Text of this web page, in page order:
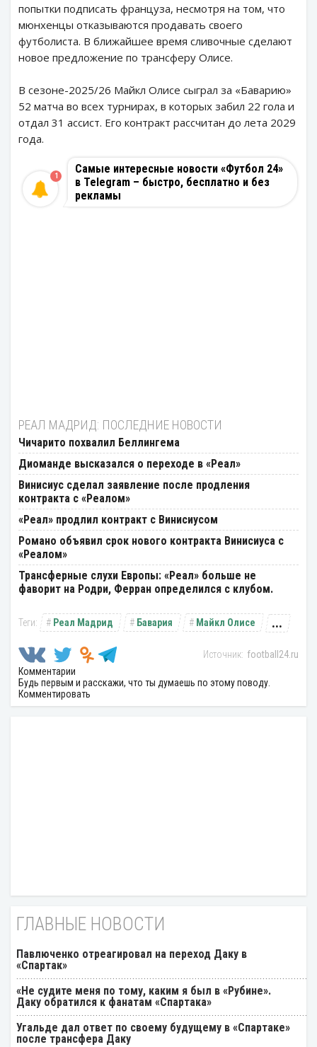
попытки подписать француза, несмотря на том, что
мюнхенцы отказываются продавать своего
футболиста. В ближайшее время сливочные сделают
новое предложение по трансферу Олисе.
В сезоне-2025/26 Майкл Олисе сыграл за «Баварию»
52 матча во всех турнирах, в которых забил 22 гола и
отдал 31 ассист. Его контракт рассчитан до лета 2029
года.
Самые интересные новости «Футбол 24»
в Telegram – быстро, бесплатно и без
рекламы
1
РЕАЛ МАДРИД: ПОСЛЕДНИЕ НОВОСТИ
Чичарито похвалил Беллингема
Диоманде высказался о переходе в «Реал»
Винисиус сделал заявление после продления
контракта с «Реалом»
«Реал» продлил контракт с Винисиусом
Романо объявил срок нового контракта Винисиуса с
«Реалом»
Трансферные слухи Европы: «Реал» больше не
фаворит на Родри, Ферран определился с клубом.
Реал Мадрид Бавария Майкл Олисе ...
football24.ru
Комментарии
Будь первым и расскажи, что ты думаешь по этому поводу.
Комментировать
ГЛАВНЫЕ НОВОСТИ
Павлюченко отреагировал на переход Даку в
«Спартак»
«Не судите меня по тому, каким я был в «Рубине».
Даку обратился к фанатам «Спартака»
Угальде дал ответ по своему будущему в «Спартаке»
после трансфера Даку